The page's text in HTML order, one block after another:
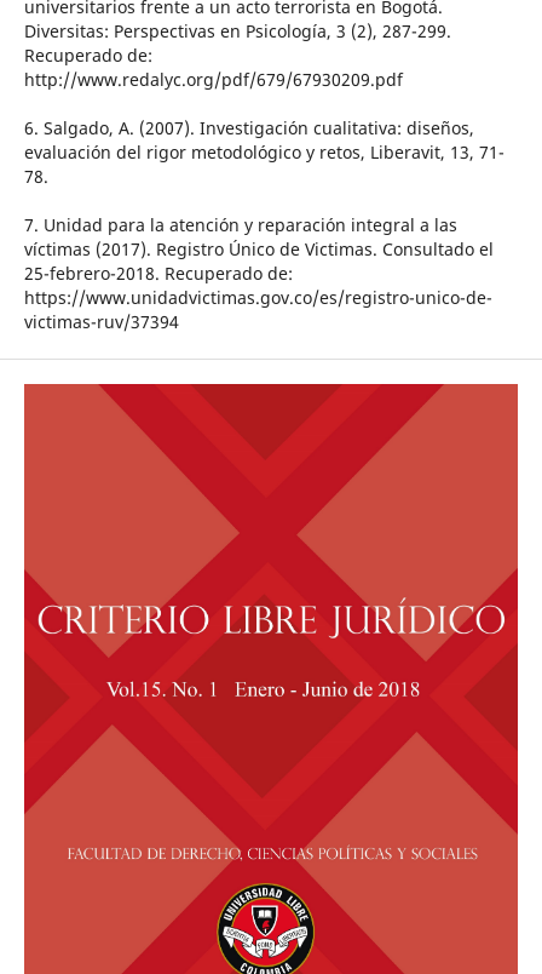
universitarios frente a un acto terrorista en Bogotá.
Diversitas: Perspectivas en Psicología, 3 (2), 287-299.
Recuperado de:
http://www.redalyc.org/pdf/679/67930209.pdf
6. Salgado, A. (2007). Investigación cualitativa: diseños,
evaluación del rigor metodológico y retos, Liberavit, 13, 71-
78.
7. Unidad para la atención y reparación integral a las
víctimas (2017). Registro Único de Victimas. Consultado el
25-febrero-2018. Recuperado de:
https://www.unidadvictimas.gov.co/es/registro-unico-de-
victimas-ruv/37394